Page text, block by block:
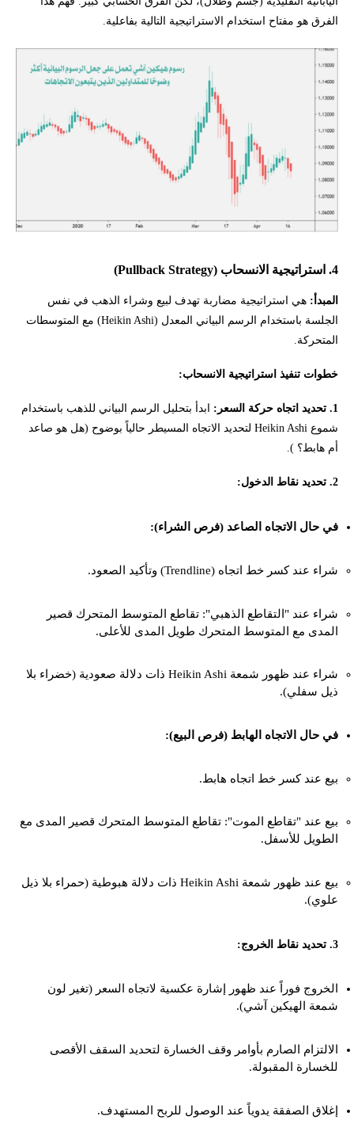
الفرق هو مفتاح استخدام الاستراتيجية التالية بفاعلية.
4. استراتيجية الانسحاب (Pullback Strategy)
المبدأ: هي استراتيجية مضاربة تهدف لبيع وشراء الذهب في نفس
الجلسة باستخدام الرسم البياني المعدل (Heikin Ashi) مع المتوسطات
المتحركة.
خطوات تنفيذ استراتيجية الانسحاب:
1. تحديد اتجاه حركة السعر:
ابدأ بتحليل الرسم البياني للذهب باستخدام
شموع Heikin Ashi لتحديد الاتجاه المسيطر حالياً بوضوح (هل هو صاعد
أم هابط؟ ).
2. تحديد نقاط الدخول:
في حال الاتجاه الصاعد (فرص الشراء):
شراء عند كسر خط اتجاه (Trendline) وتأكيد الصعود.
شراء عند "التقاطع الذهبي": تقاطع المتوسط المتحرك قصير
المدى مع المتوسط المتحرك طويل المدى للأعلى.
شراء عند ظهور شمعة Heikin Ashi ذات دلالة صعودية (خضراء بلا
ذيل سفلي).
في حال الاتجاه الهابط (فرص البيع):
بيع عند كسر خط اتجاه هابط.
بيع عند "تقاطع الموت": تقاطع المتوسط المتحرك قصير المدى مع
الطويل للأسفل.
بيع عند ظهور شمعة Heikin Ashi ذات دلالة هبوطية (حمراء بلا ذيل
علوي).
3. تحديد نقاط الخروج:
الخروج فوراً عند ظهور إشارة عكسية لاتجاه السعر (تغير لون
شمعة الهيكين آشي).
الالتزام الصارم بأوامر وقف الخسارة لتحديد السقف الأقصى
للخسارة المقبولة.
إغلاق الصفقة يدوياً عند الوصول للربح المستهدف.